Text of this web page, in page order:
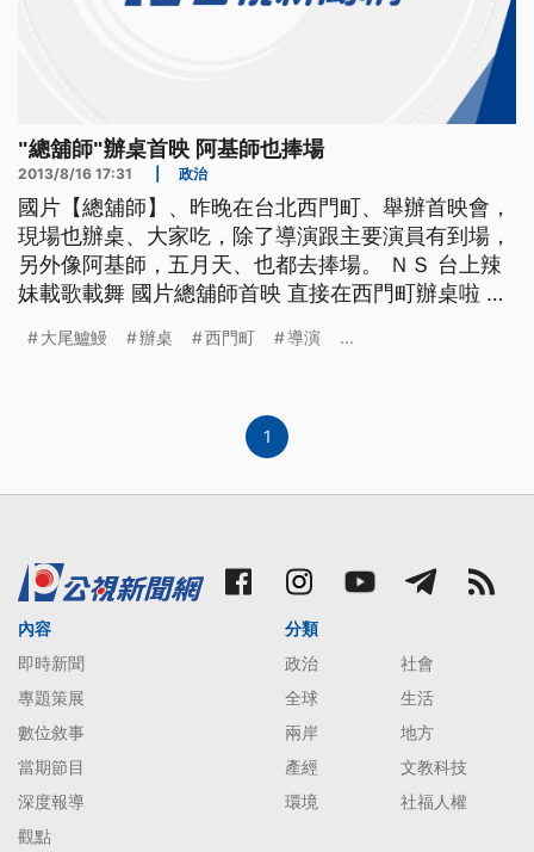
"總舖師"辦桌首映 阿基師也捧場
2013/8/16 17:31 政治
國片【總舖師】、昨晚在台北西門町、舉辦首映會，
現場也辦桌、大家吃，除了導演跟主要演員有到場，
另外像阿基師，五月天、也都去捧場。 ＮＳ 台上辣
妹載歌載舞 國片總舖師首映 直接在西門町辦桌啦 Ｎ
師演員== （票房）跟大尾鱸鰻一樣 對 對 一定會更
大尾鱸鰻 辦桌 西門町 導演 ...
1
內容
即時新聞
專題策展
數位敘事
當期節目
深度報導
觀點
分類
政治
社會
全球
生活
兩岸
地方
產經
文教科技
環境
社福人權